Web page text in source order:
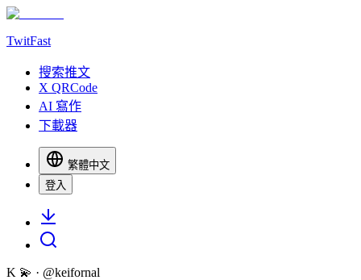
TwitFast
搜索推文
X QRCode
AI 寫作
下載器
繁體中文
登入
K 💫 · @keifornal